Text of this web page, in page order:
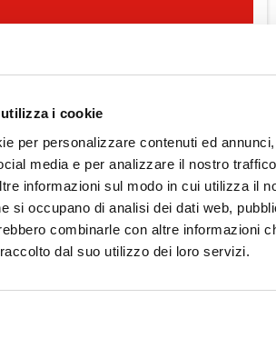
i cookie
per personalizzare contenuti ed
media e per analizzare il nostro
informazioni sul modo in cui utilizza il
si occupano di analisi dei dati web,
combinarle con altre informazioni
dal suo utilizzo dei loro servizi.
TECNICA
e ghisa per alta pressione.
tubi, in linea con gli standard di mercato
in acciaio speciale di alta qualità. Alto
6 differenti versioni, in linea con tutti gli